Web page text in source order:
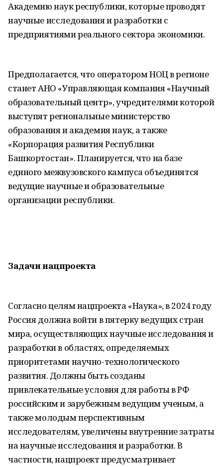
Академию наук республики, которые проводят
научные исследования и разработки с
предприятиями реального сектора экономики.
Предполагается, что оператором НОЦ в регионе
станет АНО «Управляющая компания «Научный
образовательный центр», учредителями которой
выступят региональные министерство
образования и академия наук, а также
«Корпорация развития Республики
Башкортостан». Планируется, что на базе
единого межвузовского кампуса объединятся
ведущие научные и образовательные
организации республики.
Задачи нацпроекта
Согласно целям нацпроекта «Наука», в 2024 году
Россия должна войти в пятерку ведущих стран
мира, осуществляющих научные исследования и
разработки в областях, определяемых
приоритетами научно-технологического
развития. Должны быть созданы
привлекательные условия для работы в РФ
российским и зарубежным ведущим ученым, а
также молодым перспективным
исследователям, увеличены внутренние затраты
на научные исследования и разработки. В
частности, нацпроект предусматривает